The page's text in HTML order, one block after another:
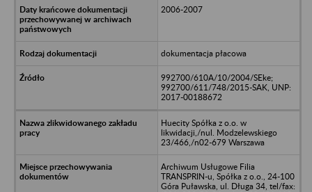
2006-2007
dokumentacja płacowa
992700/610A/10/2004/SEke;
992700/611/748/2015-SAK, UNP:
2017-00188672
Huecity Spółka z o.o. w
likwidacji,/nul. Modzelewskiego
23/466,/n02-679 Warszawa
Archiwum Usługowe Filia
TRANSPRIN-u, Spółka z o.o., 24-100
Góra Puławska, ul. Długa 34, tel/fax: